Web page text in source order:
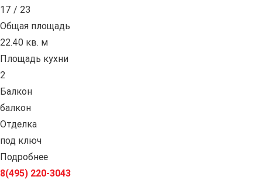
17 / 23
Общая площадь
22.40 кв. м
Площадь кухни
2
Балкон
балкон
Отделка
под ключ
Подробнее
8(495) 220-3043